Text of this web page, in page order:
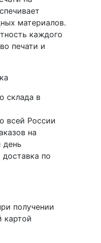
материалов.
каждого
печати и
склада в
всей России
на
доставка по
получении
картой